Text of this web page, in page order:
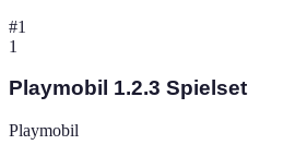
#1
1
Playmobil 1.2.3 Spielset
Playmobil